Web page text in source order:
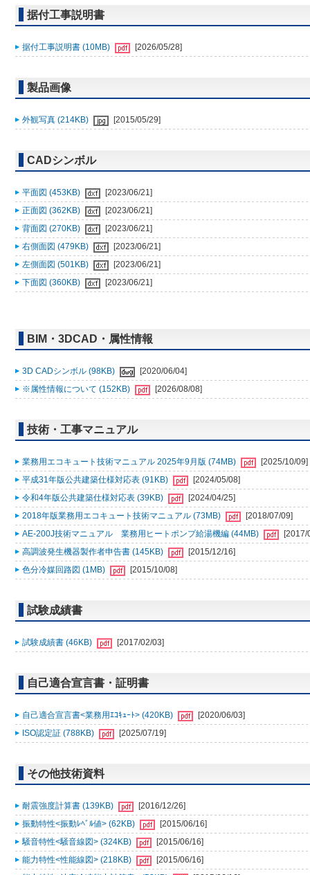
据付工事説明書
据付工事説明書 (10MB) [2026/05/28]
製品画像
外観写真 (214KB) [2015/05/29]
CADシンボル
平面図 (453KB)
[2023/06/21]
正面図 (362KB)
[2023/06/21]
背面図 (270KB)
[2023/06/21]
右側面図 (479KB)
[2023/06/21]
左側面図 (501KB)
[2023/06/21]
下面図 (360KB)
[2023/06/21]
BIM・3DCAD・属性情報
3D CADシンボル (98KB)
[2020/06/04]
※属性情報について (152KB)
[2026/08/08]
技術・工事マニュアル
業務用エコキュート技術マニュアル 2025年9月版 (74MB)
[2025/10/09]
平成31年版公共建築仕様対応表 (91KB)
[2024/05/08]
令和4年版公共建築仕様対応表 (39KB)
[2024/04/25]
2018年版業務用エコキュート技術マニュアル (73MB)
[2018/07/09]
AE-200J技術マニュアル 業務用ヒートポンプ給湯機編 (44MB)
[2017/
高調波発生機器製作者申告書 (145KB)
[2015/12/16]
色分冷媒回路図 (1MB)
[2015/10/08]
試験成績書
試験成績書 (46KB) [2017/02/03]
自己適合宣言書・証明書
自己適合宣言書<業務用ｴｺｷｭｰﾄ> (420KB)
[2020/06/03]
ISO認定証 (788KB)
[2025/07/19]
その他技術資料
耐震強度計算書 (139KB)
[2016/12/26]
振動特性<振動ﾚﾍﾞﾙ値> (62KB)
[2015/06/16]
騒音特性<騒音線図> (324KB)
[2015/06/16]
能力特性<性能線図> (218KB)
[2015/06/16]